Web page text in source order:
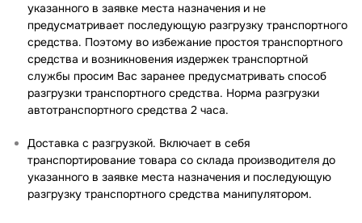
указанного в заявке места назначения и не
предусматривает последующую разгрузку транспортного
средства. Поэтому во избежание простоя транспортного
средства и возникновения издержек транспортной
службы просим Вас заранее предусматривать способ
разгрузки транспортного средства. Норма разгрузки
автотранспортного средства 2 часа.
Доставка с разгрузкой. Включает в себя
транспортирование товара со склада производителя до
указанного в заявке места назначения и последующую
разгрузку транспортного средства манипулятором.